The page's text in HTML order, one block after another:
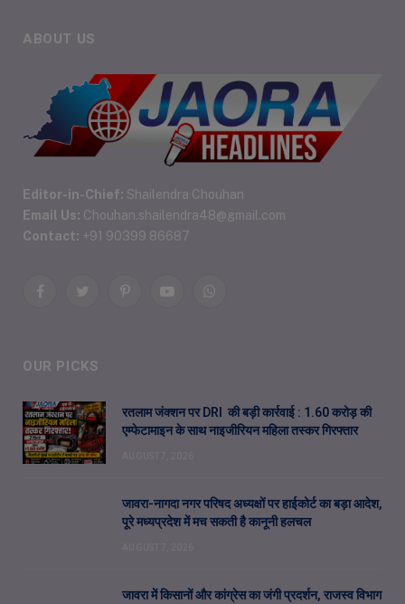
ABOUT US
Editor-in-Chief: Shailendra Chouhan
Email Us: Chouhan.shailendra48@gmail.com
Contact: +91 90399 86687
FacebookTwitterPinterestYouTubeWhatsApp
OUR PICKS
रतलाम जंक्शन पर DRI की बड़ी कार्रवाई : 1.60 करोड़ की
एम्फेटामाइन के साथ नाइजीरियन महिला तस्कर गिरफ्तार
जावरा-नागदा नगर परिषद अध्यक्षों पर हाईकोर्ट का बड़ा आदेश,
पूरे मध्यप्रदेश में मच सकती है कानूनी हलचल
जावरा में किसानों और कांग्रेस का जंगी प्रदर्शन, राजस्व विभाग